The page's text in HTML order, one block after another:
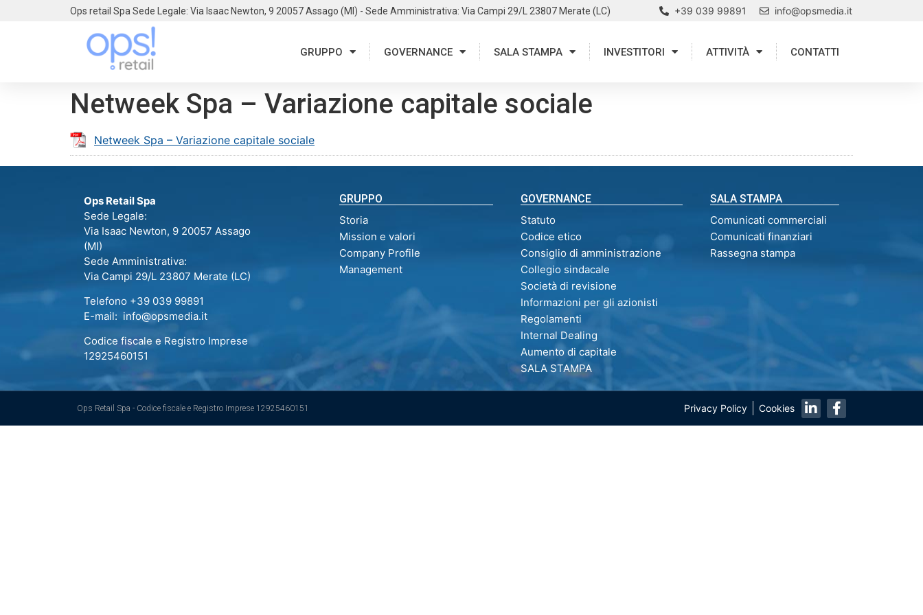
Ops retail Spa Sede Legale: Via Isaac Newton, 9 20057 Assago (MI) - Sede Amministrativa: Via Campi 29/L 23807 Merate (LC) +39 039 99891 info@opsmedia.it
GRUPPO GOVERNANCE SALA STAMPA INVESTITORI ATTIVITÀ CONTATTI
Netweek Spa – Variazione capitale sociale
Netweek Spa – Variazione capitale sociale
Ops Retail Spa
Sede Legale:
Via Isaac Newton, 9 20057 Assago
(MI)
Sede Amministrativa:
Via Campi 29/L 23807 Merate (LC)
Telefono +39 039 99891
E-mail: info@opsmedia.it
Codice fiscale e Registro Imprese
12925460151
GRUPPO
Storia
Mission e valori
Company Profile
Management
GOVERNANCE
Statuto
Codice etico
Consiglio di amministrazione
Collegio sindacale
Società di revisione
Informazioni per gli azionisti
Regolamenti
Internal Dealing
Aumento di capitale
SALA STAMPA
SALA STAMPA
Comunicati commerciali
Comunicati finanziari
Rassegna stampa
Ops Retail Spa - Codice fiscale e Registro Imprese 12925460151 Privacy Policy Cookies